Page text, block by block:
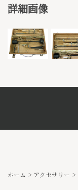
詳細画像
ホーム > アクセサリー >